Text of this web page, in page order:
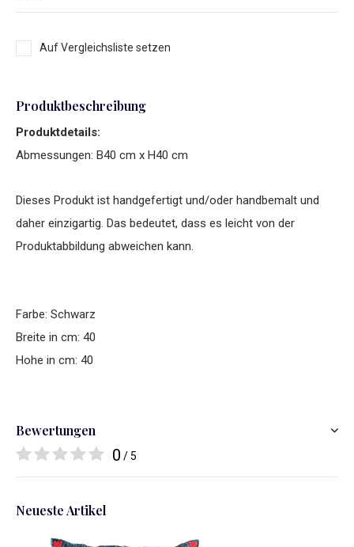
Auf Vergleichsliste setzen
Produktbeschreibung
Produktdetails:
Abmessungen: B40 cm x H40 cm
Dieses Produkt ist handgefertigt und/oder handbemalt und
daher einzigartig. Das bedeutet, dass es leicht von der
Produktabbildung abweichen kann.
Farbe: Schwarz
Breite in cm: 40
Hohe in cm: 40
Bewertungen
0 / 5
Neueste Artikel